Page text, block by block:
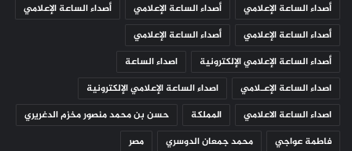
أصداء الساعة الإعلامي
أصداء الساعة الإعلامي
أصداء الساعة الإعلامي
أصداء الساعة الإعلامي
أصداء الساعة الإعلامي
أصداء الساعة الإعلامي الإلكترونية
اصداء الساعة
اصداء الساعة الإعـلامي
اصداء الساعة الإعلامي الإلكترونية
اصداء الساعة الاعلامي
المملكة
حسن بن محمد منصور مخزم الدغريري
فاطمة عواجي
محمد جمعان الدوسري مصر